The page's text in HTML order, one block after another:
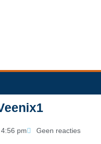
4:56 pm Geen reacties